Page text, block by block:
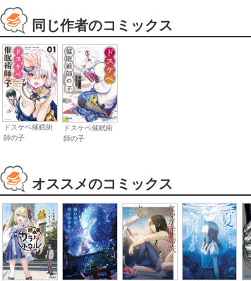
同じ作者のコミックス
ドスケベ催眠術
師の子
ドスケベ催眠術
師の子
オススメのコミックス